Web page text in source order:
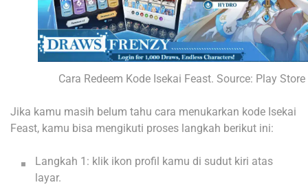
Cara Redeem Kode Isekai Feast. Source: Play Store
Jika kamu masih belum tahu cara menukarkan kode Isekai
Feast, kamu bisa mengikuti proses langkah berikut ini:
Langkah 1: klik ikon profil kamu di sudut kiri atas
layar.